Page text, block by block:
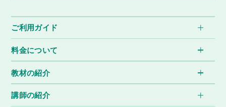
ご利用ガイド
料金について
教材の紹介
講師の紹介